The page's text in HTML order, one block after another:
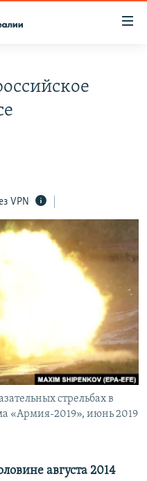
СОПРОТИВЛЕНИЯ
VPN
стрельбах в
«Армия-2019», июнь 2019
августа 2014